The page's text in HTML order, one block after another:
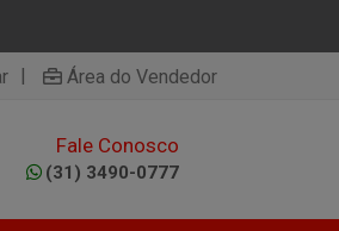
| Área do Vendedor
Fale Conosco
(31) 3490-0777